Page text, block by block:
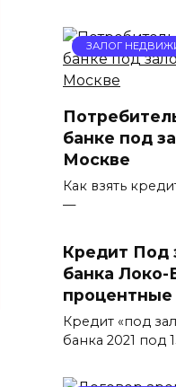
ЗАЛОГ
банке под
Москве
Как взять
—
Кредит Под
банка Локо-
процентные
Кредит «под
банка 2021 под